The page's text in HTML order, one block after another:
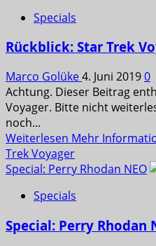
Specials
Rückblick: Star Trek
Marco Golüke4. Juni 20190
Achtung. Dieser Beitrag
Voyager. Bitte nicht
noch...
Weiterlesen Mehr
Trek Voyager
Special: Perry Rhodan NEO
Specials
Special: Perry Rhodan